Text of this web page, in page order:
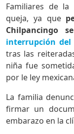
Familiares de
queja, ya que
Chilpancingo
interrupción del
tras las
niña fue
por le ley
La familia
firmar un
embarazo en la